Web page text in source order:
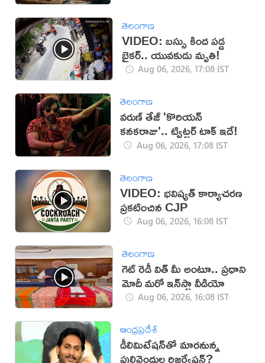
తెలంగాణ
VIDEO: బస్సు కింద పడ్డ
బైకర్.. యువకుడు మృతి!
Aug 06, 2026, 17:08 IST
తెలంగాణ
వరుణ్ తేజ్ 'కొరియన్
కనకరాజు'.. ట్విట్టర్ టాక్ ఇదే!
Aug 06, 2026, 17:08 IST
తెలంగాణ
VIDEO: భవిష్యత్ కార్యాచరణ
ప్రకటించిన CJP
Aug 06, 2026, 16:08 IST
తెలంగాణ
గెట్ రెడీ విత్ మీ అంటూ.. ప్రధాని
మోదీ మరో ఇన్‌స్టా వీడియో
Aug 06, 2026, 16:08 IST
ఆంధ్రప్రదేశ్
డీలిమిటేషన్‌తో మారనున్న
పులివెందుల రిజర్వేషన్?